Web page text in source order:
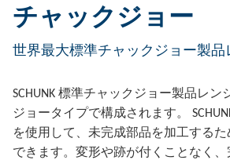
チャックジョー
世界最大標準チャックジョー製品
SCHUNK 標準チャックジョー製品レン
ジョータイプで構成されます。
を使用して、未完成部品を加工する
できます。変形や跡が付くことなく、